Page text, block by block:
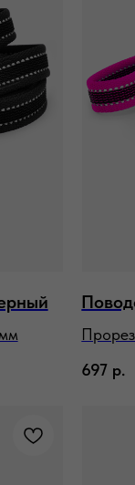
697 р.